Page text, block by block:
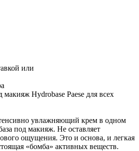
или
Hydrobase Paese для всех
увлажняющий крем в одном
под макияж. Не оставляет
ощущения. Это и основа, и легкая
«бомба» активных веществ.